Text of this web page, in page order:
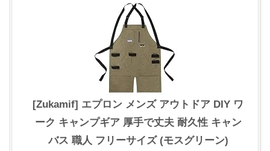
[Zukamif] エプロン メンズ アウトドア DIY ワ
ーク キャンプギア 厚手で丈夫 耐久性 キャン
バス 職人 フリーサイズ (モスグリーン)